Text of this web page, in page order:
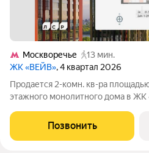
Москворечье
13 мин.
ЖК «ВЕЙВ», 4 квартал 2026
Продается 2-комн. кв-ра
этажного монолитного дома в
ансамбль из семи корпусов
объединенных общим стилобатом,
Позвонить